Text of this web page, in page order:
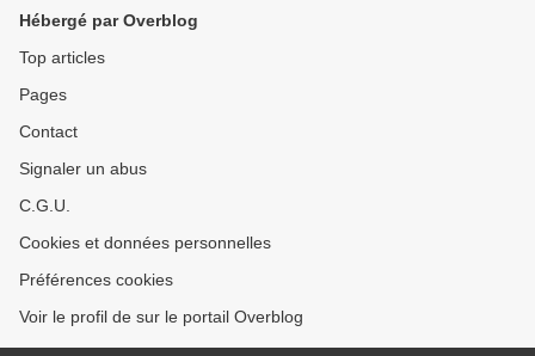
Hébergé par Overblog
Top articles
Pages
Contact
Signaler un abus
C.G.U.
Cookies et données personnelles
Préférences cookies
Voir le profil de sur le portail Overblog